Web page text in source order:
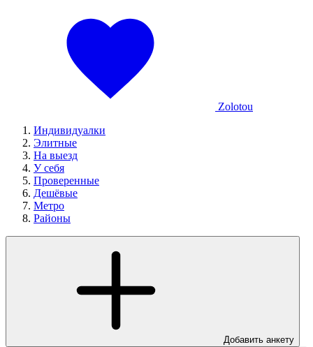
Zolotou
Индивидуалки
Элитные
На выезд
У себя
Проверенные
Дешёвые
Метро
Районы
Добавить анкету